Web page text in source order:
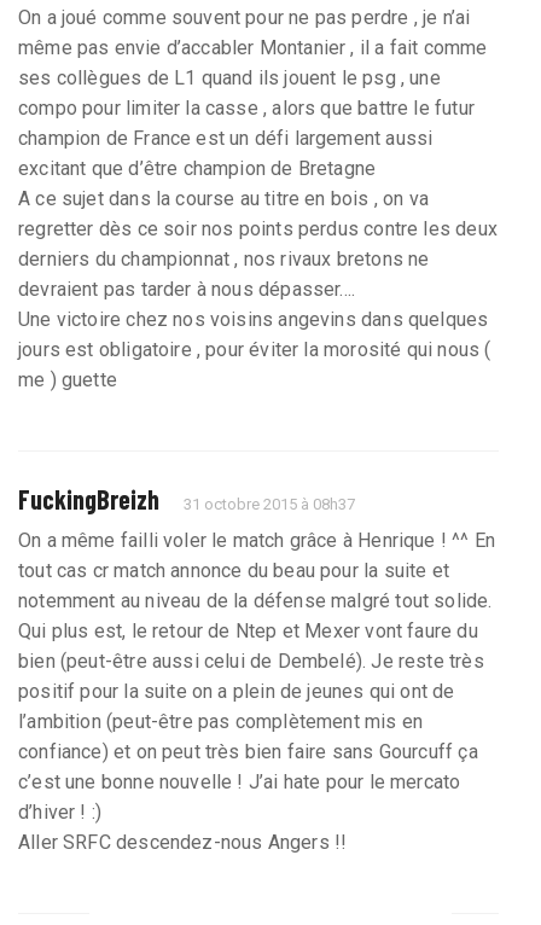
On a joué comme souvent pour ne pas perdre , je n’ai
même pas envie d’accabler Montanier , il a fait comme
ses collègues de L1 quand ils jouent le psg , une
compo pour limiter la casse , alors que battre le futur
champion de France est un défi largement aussi
excitant que d’être champion de Bretagne
A ce sujet dans la course au titre en bois , on va
regretter dès ce soir nos points perdus contre les deux
derniers du championnat , nos rivaux bretons ne
devraient pas tarder à nous dépasser....
Une victoire chez nos voisins angevins dans quelques
jours est obligatoire , pour éviter la morosité qui nous (
me ) guette
FuckingBreizh 31 octobre 2015 à 08h37
On a même failli voler le match grâce à Henrique ! ^^ En
tout cas cr match annonce du beau pour la suite et
notemment au niveau de la défense malgré tout solide.
Qui plus est, le retour de Ntep et Mexer vont faure du
bien (peut-être aussi celui de Dembelé). Je reste très
positif pour la suite on a plein de jeunes qui ont de
l’ambition (peut-être pas complètement mis en
confiance) et on peut très bien faire sans Gourcuff ça
c’est une bonne nouvelle ! J’ai hate pour le mercato
d’hiver ! :)
Aller SRFC descendez-nous Angers !!